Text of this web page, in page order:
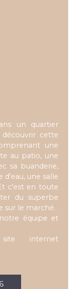
un quartier
cette
une
au patio, une
sa buanderie,
une salle
c'est en toute
du superbe
sur le marché.
équipe et
internet